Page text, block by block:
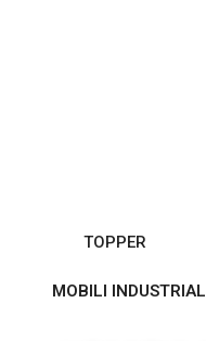
TOPPER
MOBILI INDUSTRIAL